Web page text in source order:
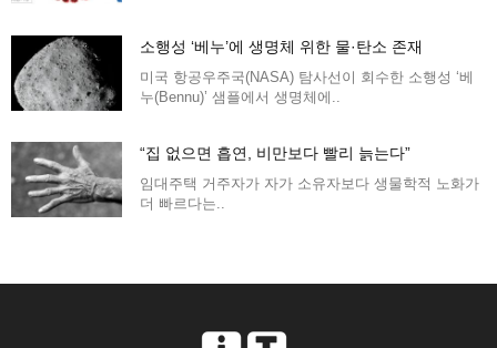
소행성 ‘베누’에 생명체 위한 물·탄소 존재
미국 항공우주국(NASA) 탐사선이 회수한 소행성 ‘베
누(Bennu)’ 샘플에서 생명체에..
“집 없으면 흡연, 비만보다 빨리 늙는다”
임대주택 거주자가 자가 소유자보다 생물학적 노화가
더 빠르다는..